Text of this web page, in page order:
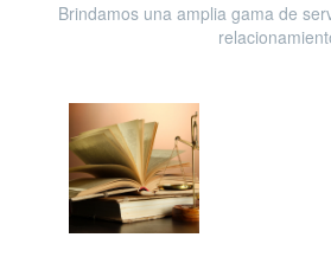
Brindamos una amplia gama de